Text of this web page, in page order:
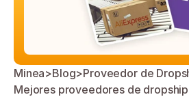
Minea>Blog>Proveedor de
Mejores proveedores de